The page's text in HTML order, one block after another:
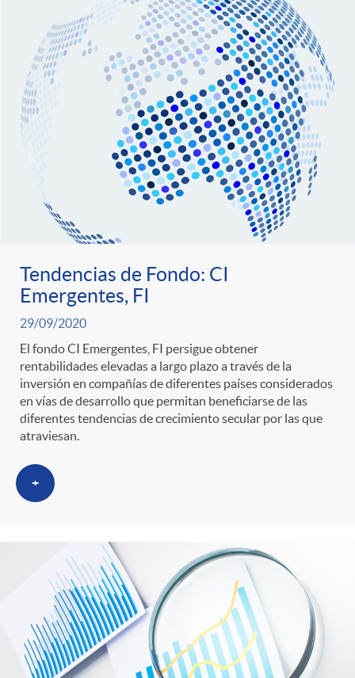
Tendencias de Fondo: CI
Emergentes, FI
29/09/2020
El fondo CI Emergentes, FI persigue obtener
rentabilidades elevadas a largo plazo a través de la
inversión en compañías de diferentes países considerados
en vías de desarrollo que permitan beneficiarse de las
diferentes tendencias de crecimiento secular por las que
atraviesan.
+